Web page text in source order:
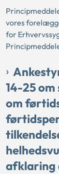
vores
for
14-25
om
afklaring